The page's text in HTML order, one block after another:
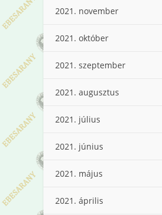
2021. november
2021. október
2021. szeptember
2021. augusztus
2021. július
2021. június
2021. május
2021. április